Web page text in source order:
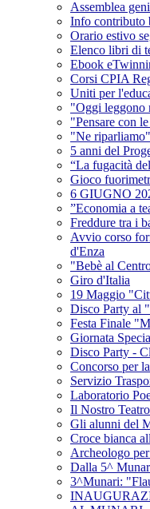
Assemblea
Info contributo
Orario estivo
Elenco libri di
Ebook
Corsi CPIA
Uniti per
"Oggi leggono
"Pensare con
"Ne
5 anni del
“La fugacità
Gioco
6 GIUGNO
”Economia a
Freddure tra i
Avvio corso
d'Enza
"Bebè al
Giro d'Italia
19 Maggio
Disco Party al
Festa Finale
Giornata
Disco Party -
Concorso per
Servizio
Laboratorio
Il Nostro
Gli alunni del
Croce bianca
Archeologo
Dalla 5^
3^Munari: